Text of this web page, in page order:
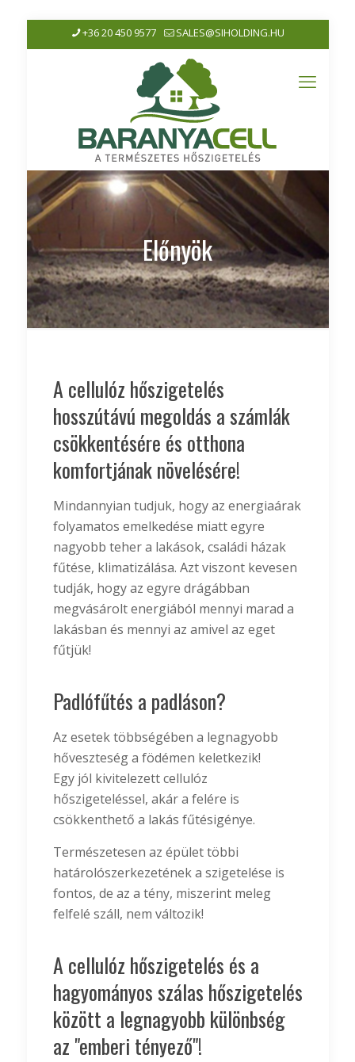
+36 20 450 9577 SALES@SIHOLDING.HU
Előnyök
A cellulóz hőszigetelés
hosszútávú megoldás a számlák
csökkentésére és otthona
komfortjának növelésére!
Mindannyian tudjuk, hogy az energiaárak
folyamatos emelkedése miatt egyre
nagyobb teher a lakások, családi házak
fűtése, klimatizálása. Azt viszont kevesen
tudják, hogy az egyre drágábban
megvásárolt energiából mennyi marad a
lakásban és mennyi az amivel az eget
fűtjük!
Padlófűtés a padláson?
Az esetek többségében a legnagyobb
hőveszteség a födémen keletkezik!
Egy jól kivitelezett cellulóz
hőszigeteléssel, akár a felére is
csökkenthető a lakás fűtésigénye.
Természetesen az épület többi
határolószerkezetének a szigetelése is
fontos, de az a tény, miszerint meleg
felfelé száll, nem változik!
A cellulóz hőszigetelés és a
hagyományos szálas hőszigetelés
között a legnagyobb különbség
az "emberi tényező"!